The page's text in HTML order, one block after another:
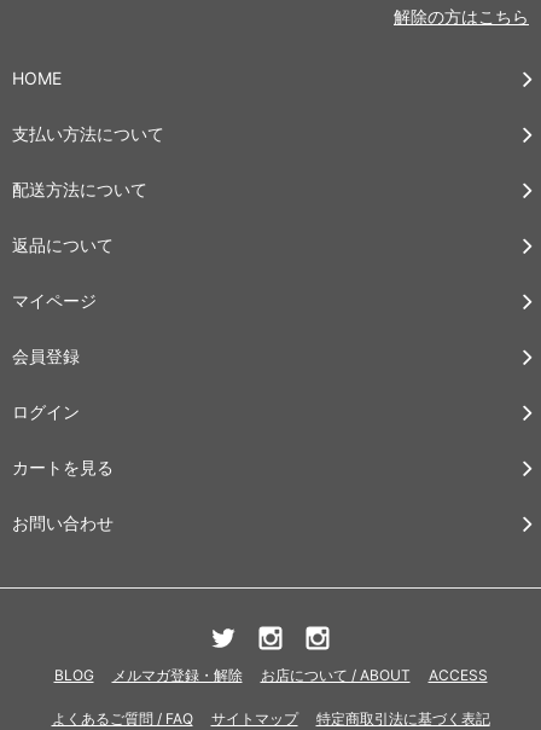
解除の方はこちら
HOME
支払い方法について
配送方法について
返品について
マイページ
会員登録
ログイン
カートを見る
お問い合わせ
BLOG メルマガ登録・解除 お店について / ABOUT ACCESS
よくあるご質問 / FAQ サイトマップ 特定商取引法に基づく表記